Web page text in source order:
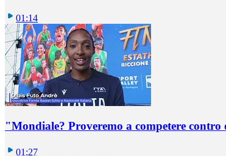
01:14
"Mondiale? Proveremo a competere
01:27